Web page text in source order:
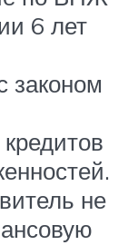
6 лет
законом
не